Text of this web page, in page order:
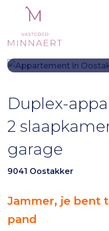
Duplex-
2
garage
9041 Oostakker
Jammer, je bent
pand